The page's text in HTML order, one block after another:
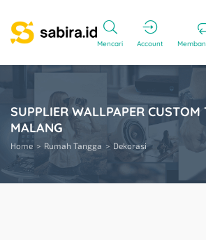
Mencari Account
SUPPLIER WALLPAPER CUSTOM
MALANG
Home Rumah Tangga Dekorasi